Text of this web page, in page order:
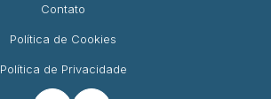
Contato
Política de Cookies
Política de Privacidade